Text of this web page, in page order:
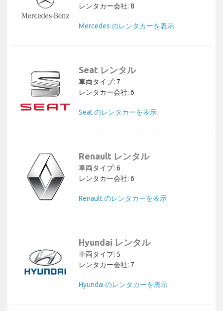
レンタカー会社: 8
Mercedes のレンタカーを表示
Seat レンタル
車両タイプ: 7
レンタカー会社: 6
Seat のレンタカーを表示
Renault レンタル
車両タイプ: 6
レンタカー会社: 6
Renault のレンタカーを表示
Hyundai レンタル
車両タイプ: 5
レンタカー会社: 7
Hyundai のレンタカーを表示